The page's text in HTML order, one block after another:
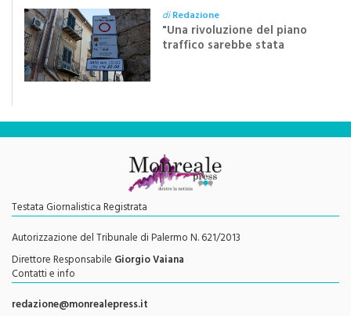
diRedazione
"Una rivoluzione del piano
traffico sarebbe stata
Testata Giornalistica Registrata
Autorizzazione del Tribunale di Palermo N. 621/2013
Direttore Responsabile Giorgio Vaiana
Contatti e info
redazione@monrealepress.it